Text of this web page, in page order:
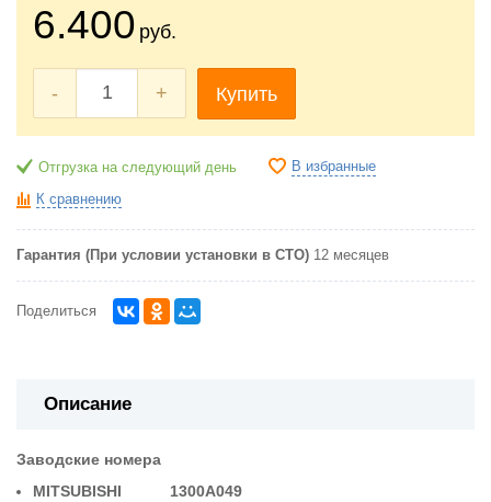
6.400 руб.
- + Купить
Отгрузка на следующий день В избранные
К сравнению
Гарантия (При условии установки в СТО) 12 месяцев
Поделиться
Описание
Заводские номера
MITSUBISHI 1300A049